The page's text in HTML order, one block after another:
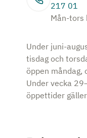
217 01
Mån-tors
Under juni-
tisdag och
öppen måndag,
Under vecka
öppettider